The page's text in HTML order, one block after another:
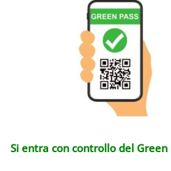
Si entra con controllo del Green